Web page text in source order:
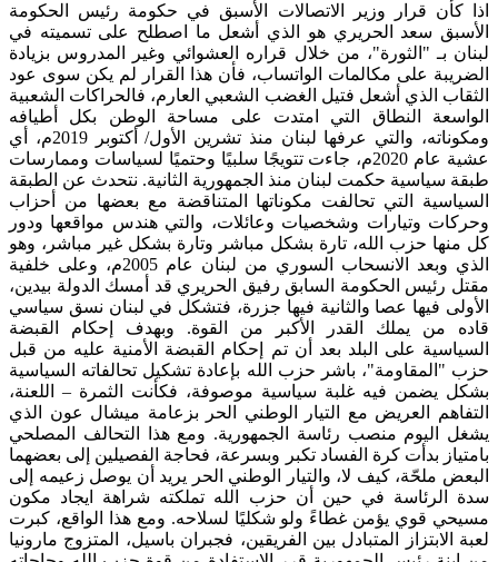
اذا كأن قرار وزير الاتصالات الأسبق في حكومة رئيس الحكومة
الأسبق سعد الحريري هو الذي أشعل ما اصطلح على تسميته في
لبنان بـ "الثورة"، من خلال قراره العشوائي وغير المدروس بزيادة
الضريبة على مكالمات الواتساب، فأن هذا القرار لم يكن سوى عود
الثقاب الذي أشعل فتيل الغضب الشعبي العارم، فالحراكات الشعبية
الواسعة النطاق التي امتدت على مساحة الوطن بكل أطيافه
ومكوناته، والتي عرفها لبنان منذ تشرين الأول/ أكتوبر 2019م، أي
عشية عام 2020م، جاءت تتويجًا سلبيًا وحتميًا لسياسات وممارسات
طبقة سياسية حكمت لبنان منذ الجمهورية الثانية. نتحدث عن الطبقة
السياسية التي تحالفت مكوناتها المتناقضة مع بعضها من أحزاب
وحركات وتيارات وشخصيات وعائلات، والتي هندس مواقعها ودور
كل منها حزب الله، تارة بشكل مباشر وتارة بشكل غير مباشر، وهو
الذي وبعد الانسحاب السوري من لبنان عام 2005م، وعلى خلفية
مقتل رئيس الحكومة السابق رفيق الحريري قد أمسك الدولة بيدين،
الأولى فيها عصا والثانية فيها جزرة، فتشكل في لبنان نسق سياسي
قاده من يملك القدر الأكبر من القوة. وبهدف إحكام القبضة
السياسية على البلد بعد أن تم إحكام القبضة الأمنية عليه من قبل
حزب "المقاومة"، باشر حزب الله بإعادة تشكيل تحالفاته السياسية
بشكل يضمن فيه غلبة سياسية موصوفة، فكأنت الثمرة – اللعنة،
التفاهم العريض مع التيار الوطني الحر بزعامة ميشال عون الذي
يشغل اليوم منصب رئاسة الجمهورية. ومع هذا التحالف المصلحي
بامتياز بدأت كرة الفساد تكبر وبسرعة، فحاجة الفصيلين إلى بعضهما
البعض ملحّة، كيف لا، والتيار الوطني الحر يريد أن يوصل زعيمه إلى
سدة الرئاسة في حين أن حزب الله تملكته شراهة ايجاد مكون
مسيحي قوي يؤمن غطاءً ولو شكليًا لسلاحه. ومع هذا الواقع، كبرت
لعبة الابتزاز المتبادل بين الفريقين، فجبران باسيل، المتزوج مارونيا